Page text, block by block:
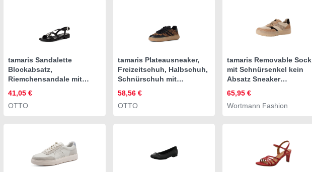
tamaris Sandalette
Blockabsatz,
Riemchensandale mit
41,05 €
OTTO
tamaris Plateausneaker,
Freizeitschuh, Halbschuh,
Schnürschuh mit
58,56 €
OTTO
tamaris Removable Sock
mit Schnürsenkel kein
Absatz Sneaker
65,95 €
Wortmann Fashion